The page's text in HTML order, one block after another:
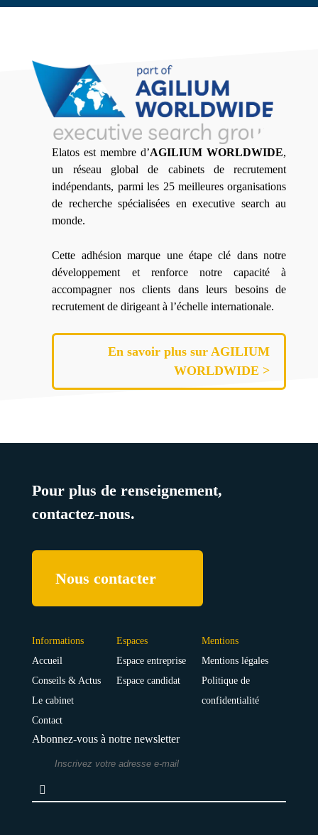
Elatos est membre d’AGILIUM WORLDWIDE,
un réseau global de cabinets de recrutement
indépendants, parmi les 25 meilleures organisations
de recherche spécialisées en executive search au
monde.
Cette adhésion marque une étape clé dans notre
développement et renforce notre capacité à
accompagner nos clients dans leurs besoins de
recrutement de dirigeant à l’échelle internationale.
En savoir plus sur AGILIUM
WORLDWIDE >
Pour plus de renseignement,
contactez-nous.
Nous contacter
Informations
Accueil
Conseils & Actus
Le cabinet
Contact
Espaces
Espace entreprise
Espace candidat
Mentions
Mentions légales
Politique de
confidentialité
Abonnez-vous à notre newsletter